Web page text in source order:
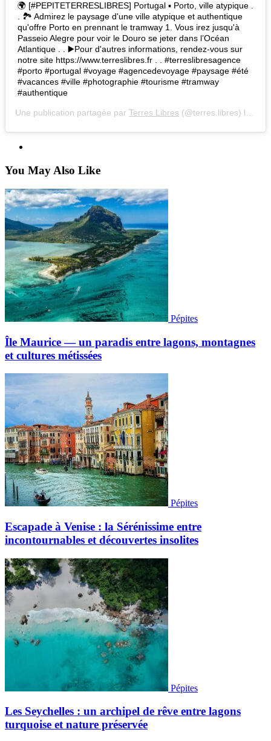
🌍 [#PEPITETERRESLIBRES] Portugal ▪ Porto, ville atypique .
. 🏞 Admirez le paysage d'une ville atypique et authentique
qu'offre Porto en prennant le tramway 1. Vous irez jusqu'à
Passeio Alegre pour voir le Douro se jeter dans l’Océan
Atlantique . . ▶Pour d'autres informations, rendez-vous sur
notre site https://www.terreslibres.fr . . #terreslibresagence
#porto #portugal #voyage #agencedevoyage #paysage #été
#vacances #ville #photographie #tourisme #tramway
#authentique
Une publication partagée par Terres Libres (@terres.libres) le
You May Also Like
Pépites
Île Maurice — un paradis entre lagons, montagnes
et cultures métissées
Pépites
Escapade à Venise : la Sérénissime entre
incontournables et découvertes insolites
Pépites
Les Seychelles : un archipel de rêve entre lagons
turquoise et nature préservée